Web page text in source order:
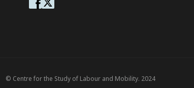
© Centre for the Study of Labour and Mobility. 2024